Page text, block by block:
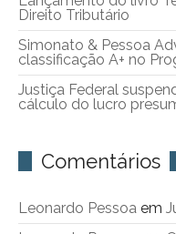
Direito Tributário
Simonato & Pessoa
classificação A+ no
Justiça Federal
cálculo do lucro
Comentários
Leonardo Pessoa em